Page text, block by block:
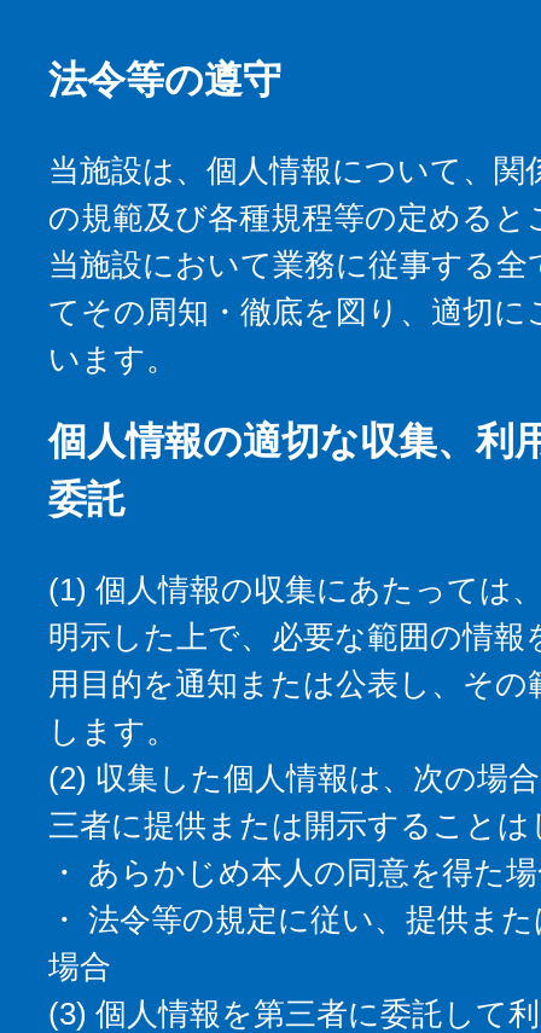
法令等の遵守
当施設は、個人情報について、関
の規範及び各種規程等の定めると
当施設において業務に従事する全
てその周知・徹底を図り、適切に
います。
個人情報の適切な収集、利
委託
(1) 個人情報の収集にあたっては
明示した上で、必要な範囲の情報
用目的を通知または公表し、その
します。
(2) 収集した個人情報は、次の場
三者に提供または開示すること
・ あらかじめ本人の同意を得た
・ 法令等の規定に従い、提供ま
場合
(3) 個人情報を第三者に委託して